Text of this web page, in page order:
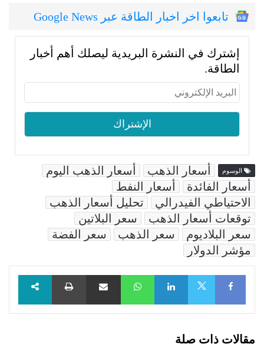
تابعوا اخر اخبار الطاقة عبر Google News
إشترك في النشرة البريدية ليصلك أهم أخبار
الطاقة.
الوسوم أسعار الذهب
أسعار الذهب اليوم
أسعار الفائدة
أسعار النفط
الاحتياطي الفيدرالي
تحليل أسعار الذهب
توقعات أسعار الذهب
سعر البلاتين
سعر البلاديوم
سعر الذهب
سعر الفضة
مؤشر الدولار
Facebook
LinkedIn
WhatsAppمشاركة عبر البريد طباعة
مقالات ذات صلة